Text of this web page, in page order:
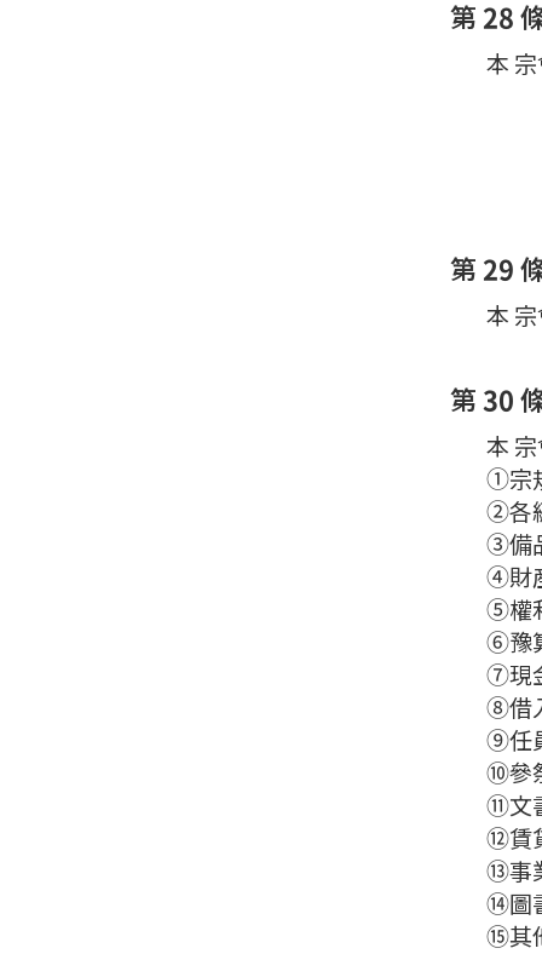
第 28
本
第 29
本 宗
第 30
本
①宗
②各
③備
④財
⑤權
⑥豫
⑦現
⑧借
⑨任
⑩參
⑪文
⑫賃
⑬事
⑭圖
⑮其